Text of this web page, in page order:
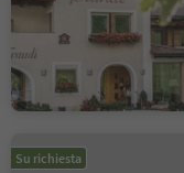
Su richiesta